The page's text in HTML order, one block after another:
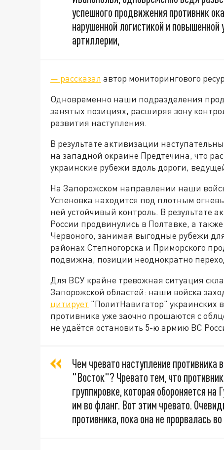
успешного продвижения противник
нарушенной логистикой и
артиллерии,
— рассказал автор мониторингового
Одновременно наши подразделения
занятых позициях, расширяя зону
развития наступления.
В результате активизации
на западной окраине Предтечина, что
украинские рубежи вдоль дороги,
На Запорожском направлении наши
Успеновка находится под плотным
ней устойчивый контроль. В результате
России продвинулись в Полтавке, а
Червоного, занимая выгодные рубежи
районах Степногорска и Приморского
подвижна, позиции неоднократно
Для ВСУ крайне тревожная ситуация
Запорожской областей: наши войска
цитирует "ПолитНавигатор" украинских
противника уже заочно прощаются с
не удаётся остановить 5-ю армию ВС
Чем чревато наступление противника
"Восток"? Чревато тем, что
группировке, которая обороняется
им во фланг. Вот этим чревато.
противника, пока она не прорвалась